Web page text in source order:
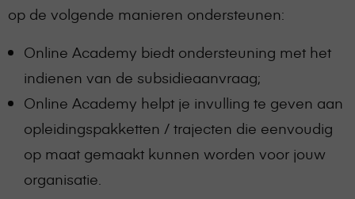
op de volgende manieren ondersteunen:
Online Academy biedt ondersteuning met het
indienen van de subsidieaanvraag;
Online Academy helpt je invulling te geven aan
opleidingspakketten / trajecten die eenvoudig
op maat gemaakt kunnen worden voor jouw
organisatie.